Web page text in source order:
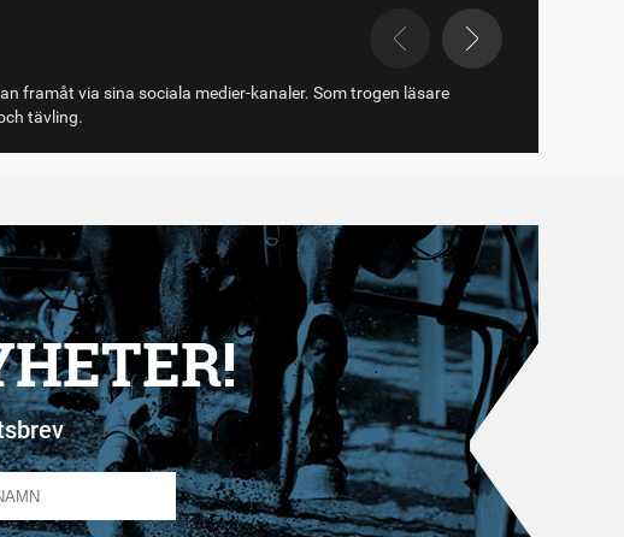
framåt via sina sociala medier-kanaler. Som trogen läsare
tävling.